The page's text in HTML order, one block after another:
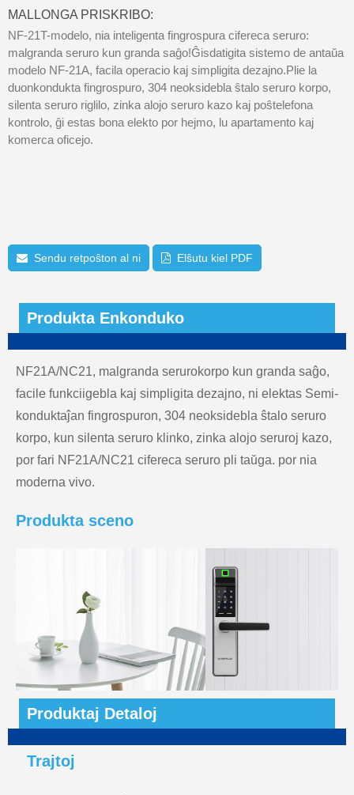
MALLONGA PRISKRIBO:
NF-21T-modelo, nia inteligenta fingrospura cifereca seruro:
malgranda seruro kun granda saĝo!Ĝisdatigita sistemo de antaŭa
modelo NF-21A, facila operacio kaj simpligita dezajno.Plie la
duonkondukta fingrospuro, 304 neoksidebla ŝtalo seruro korpo,
silenta seruro riglilo, zinka alojo seruro kazo kaj poŝtelefona
kontrolo, ĝi estas bona elekto por hejmo, lu apartamento kaj
komerca oficejo.
Sendu retpoŝton al ni Elŝutu kiel PDF
Produkta Enkonduko
NF21A/NC21, malgranda serurokorpo kun granda saĝo,
facile funkciigebla kaj simpligita dezajno, ni elektas Semi-
konduktaĵan fingrospuron, 304 neoksidebla ŝtalo seruro
korpo, kun silenta seruro klinko, zinka alojo seruroj kazo,
por fari NF21A/NC21 cifereca seruro pli taŭga. por nia
moderna vivo.
Produkta sceno
Produktaj Detaloj
Trajtoj